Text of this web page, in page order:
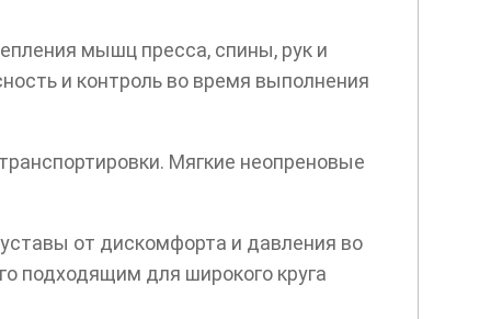
мышц пресса, спины, рук и
и контроль во время выполнения
Мягкие неопреновые
от дискомфорта и давления во
подходящим для широкого круга